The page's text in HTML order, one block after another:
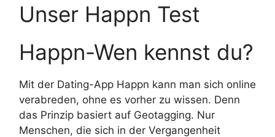
Unser Happn Test
Happn-Wen kennst du?
Mit der Dating-App Happn kann man sich online
verabreden, ohne es vorher zu wissen. Denn
das Prinzip basiert auf Geotagging. Nur
Menschen, die sich in der Vergangenheit